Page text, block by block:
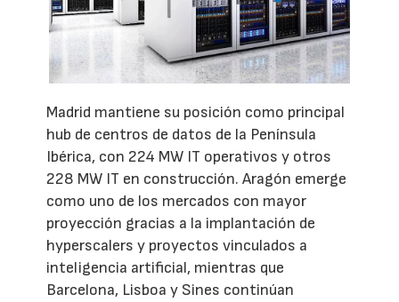
Madrid mantiene su posición como principal
hub de centros de datos de la Península
Ibérica, con 224 MW IT operativos y otros
228 MW IT en construcción. Aragón emerge
como uno de los mercados con mayor
proyección gracias a la implantación de
hyperscalers y proyectos vinculados a
inteligencia artificial, mientras que
Barcelona, Lisboa y Sines continúan